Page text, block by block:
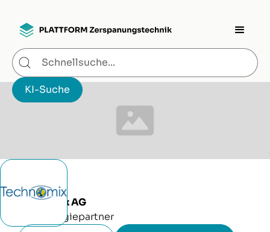
Technomix AG
Technologiepartner